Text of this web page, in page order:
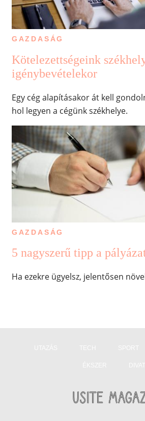
GAZDASÁG
Kötelezettségeink
igénybevételekor
Egy cég alapításakor át kell
hol legyen a cégünk székhelye.
GAZDASÁG
5 nagyszerű tipp a
Ha ezekre ügyelsz, jelentősen